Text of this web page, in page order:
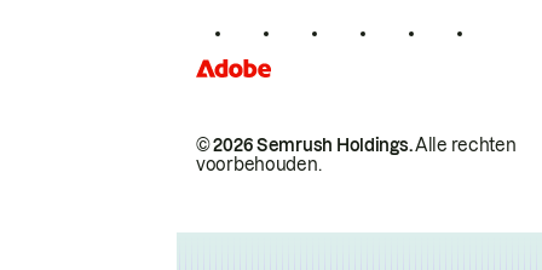
© 2026 Semrush Holdings.Alle rechten
voorbehouden.